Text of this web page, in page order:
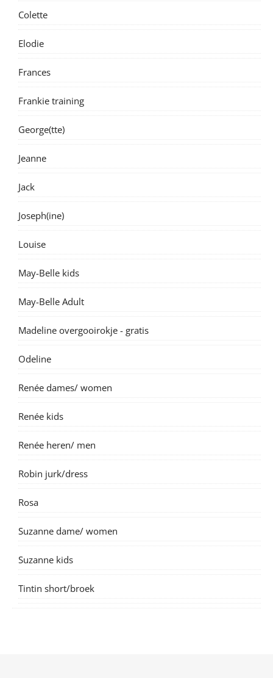
Colette
Elodie
Frances
Frankie training
George(tte)
Jeanne
Jack
Joseph(ine)
Louise
May-Belle kids
May-Belle Adult
Madeline overgooirokje - gratis
Odeline
Renée dames/ women
Renée kids
Renée heren/ men
Robin jurk/dress
Rosa
Suzanne dame/ women
Suzanne kids
Tintin short/broek